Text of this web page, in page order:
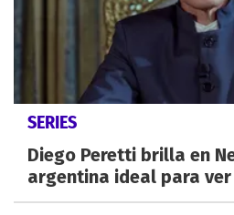
SERIES
Diego Peretti brilla en
argentina ideal para